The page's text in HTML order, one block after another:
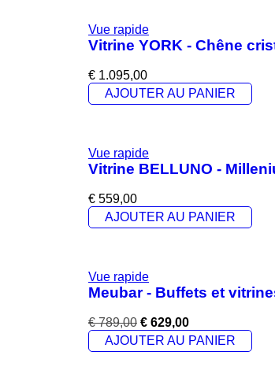
Vue rapide
Vitrine YORK - Chêne
€ 1.095,00
AJOUTER AU PANIER
Vue rapide
Vitrine BELLUNO -
€ 559,00
AJOUTER AU PANIER
Vue rapide
Meubar - Buffets et
€789,00 € 629,00
AJOUTER AU PANIER